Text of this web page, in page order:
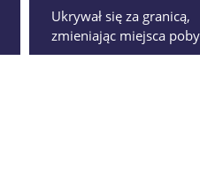
Ukrywał się za granicą,
zmieniając miejsca
latek zatrzymany w